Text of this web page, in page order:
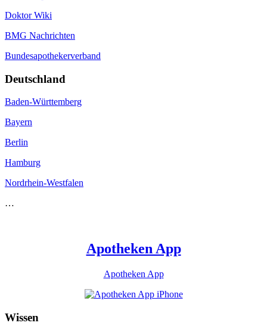
Doktor Wiki
BMG Nachrichten
Bundesapothekerverband
Deutschland
Baden-Württemberg
Bayern
Berlin
Hamburg
Nordrhein-Westfalen
…
Apotheken App
Apotheken App
Wissen